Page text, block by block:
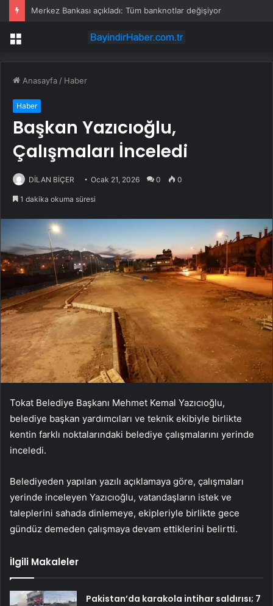
Merkez Bankası açıkladı: Tüm banknotlar değişiyor
Menü
Anasayfa / Haber
Haber
Başkan Yazıcıoğlu,
Çalışmaları İnceledi
DİLAN BİÇER Ocak 21, 2026 0 0
1 dakika okuma süresi
Tokat Belediye Başkanı Mehmet Kemal Yazıcıoğlu,
belediye başkan yardımcıları ve teknik ekibiyle birlikte
kentin farklı noktalarındaki belediye çalışmalarını yerinde
inceledi.
Belediyeden yapılan yazılı açıklamaya göre, çalışmaları
yerinde inceleyen Yazıcıoğlu, vatandaşların istek ve
taleplerini sahada dinlemeye, ekipleriyle birlikte gece
gündüz demeden çalışmaya devam ettiklerini belirtti.
İlgili Makaleler
Pakistan’da karakola intihar saldırısı; 7